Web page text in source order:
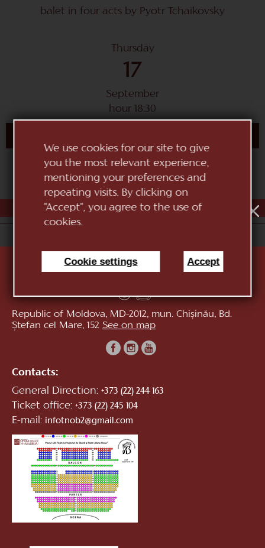
We use cookies for our site to give
you the most relevant experience,
mentioning your preferences and
repeating visits. By clicking on
"Accept", you agree to the use of
cookies.
Cookie settings Accept
balet in four acts by Pyotr Tchaikovsky
Thursday
17
September
hour 18:30
10
Republic of Moldova, MD-2012, mun. Chișinău, Bd.
Ștefan cel Mare, 152 See on map
Contacts:
General Direction: +373 (22) 244 163
Ticket office: +373 (22) 245 104
E-mail: infotnob2@gmail.com